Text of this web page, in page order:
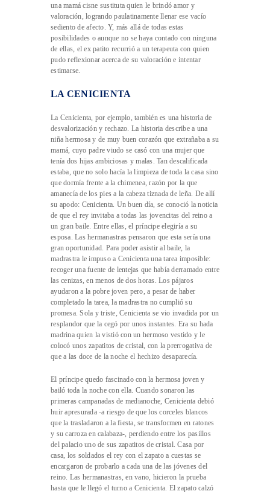
una mamá cisne sustituta quien le brindó amor y
valoración, logrando paulatinamente llenar ese vacío
sediento de afecto. Y, más allá de todas estas
posibilidades o aunque no se haya contado con ninguna
de ellas, el ex patito recurrió a un terapeuta con quien
pudo reflexionar acerca de su valoración e intentar
estimarse.
LA CENICIENTA
La Cenicienta, por ejemplo, también es una historia de
desvalorización y rechazo. La historia describe a una
niña hermosa y de muy buen corazón que extrañaba a su
mamá, cuyo padre viudo se casó con una mujer que
tenía dos hijas ambiciosas y malas. Tan descalificada
estaba, que no solo hacía la limpieza de toda la casa sino
que dormía frente a la chimenea, razón por la que
amanecía de los pies a la cabeza tiznada de leña. De allí
su apodo: Cenicienta. Un buen día, se conoció la noticia
de que el rey invitaba a todas las jovencitas del reino a
un gran baile. Entre ellas, el príncipe elegiría a su
esposa. Las hermanastras pensaron que esta sería una
gran oportunidad. Para poder asistir al baile, la
madrastra le impuso a Cenicienta una tarea imposible:
recoger una fuente de lentejas que había derramado entre
las cenizas, en menos de dos horas. Los pájaros
ayudaron a la pobre joven pero, a pesar de haber
completado la tarea, la madrastra no cumplió su
promesa. Sola y triste, Cenicienta se vio invadida por un
resplandor que la cegó por unos instantes. Era su hada
madrina quien la vistió con un hermoso vestido y le
colocó unos zapatitos de cristal, con la prerrogativa de
que a las doce de la noche el hechizo desaparecía.
El príncipe quedo fascinado con la hermosa joven y
bailó toda la noche con ella. Cuando sonaron las
primeras campanadas de medianoche, Cenicienta debió
huir apresurada -a riesgo de que los corceles blancos
que la trasladaron a la fiesta, se transformen en ratones
y su carroza en calabaza-, perdiendo entre los pasillos
del palacio uno de sus zapatitos de cristal. Casa por
casa, los soldados el rey con el zapato a cuestas se
encargaron de probarlo a cada una de las jóvenes del
reino. Las hermanastras, en vano, hicieron la prueba
hasta que le llegó el turno a Cenicienta. El zapato calzó